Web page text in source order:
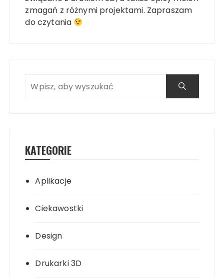
zmagań z różnymi projektami. Zapraszam
do czytania
KATEGORIE
Aplikacje
Ciekawostki
Design
Drukarki 3D